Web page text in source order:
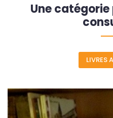
Une
LIVRES